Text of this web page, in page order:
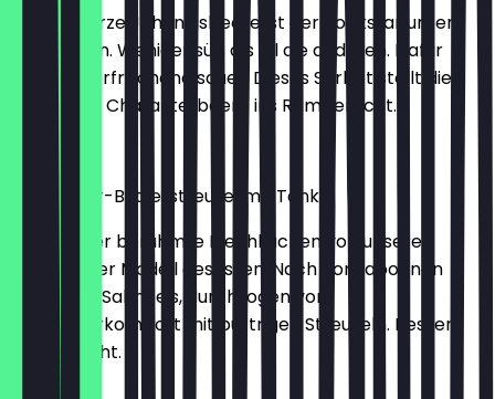
Die Schwarze Johannisbeere ist der Rockstar unter
den Beeren. Weniger süß als all die anderen. Dafür
herb und erfrischend sauer. Dieses Sorbet stellt die
feldfrische Charakterbeere ins Rampenlicht.
Rhabarber-Butterstreusel mit Tonka
Hier hat der berühmte Blechkuchen von unserer
Großmutter Modell gesessen. Nach Tonkabohnen
duftendes Sahneeis, durchzogen von
Rhabarberkompott mit buttrigen Streuseln. Besser
wird es nicht.